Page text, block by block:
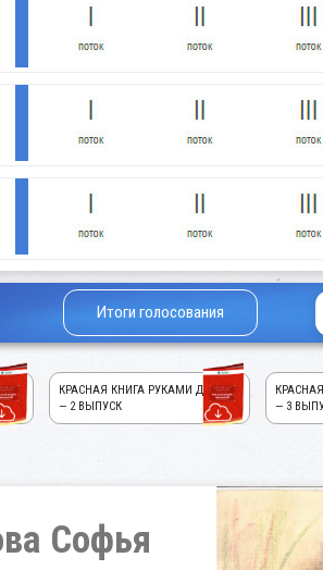
Итоги голосования
КРАСНАЯ КНИГА РУКАМИ ДЕТЕЙ!
— 2 ВЫПУСК
— 3
Софья